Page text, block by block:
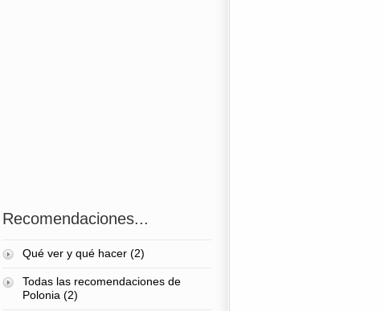
Recomendaciones...
Qué ver y qué hacer (2)
Todas las recomendaciones de
Polonia (2)